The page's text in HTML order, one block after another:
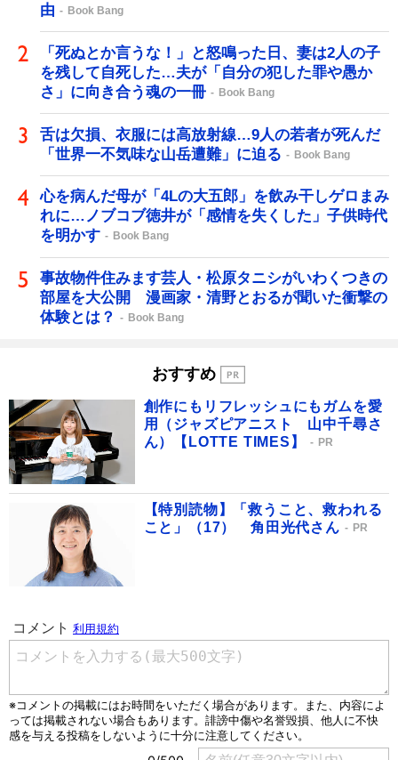
由
Book Bang
「死ぬとか言うな！」と怒鳴った日、妻は2人の子
を残して自死した…夫が「自分の犯した罪や愚か
さ」に向き合う魂の一冊
Book Bang
舌は欠損、衣服には高放射線…9人の若者が死んだ
「世界一不気味な山岳遭難」に迫る
Book Bang
心を病んだ母が「4Lの大五郎」を飲み干しゲロまみ
れに…ノブコブ徳井が「感情を失くした」子供時代
を明かす
Book Bang
事故物件住みます芸人・松原タニシがいわくつきの
部屋を大公開 漫画家・清野とおるが聞いた衝撃の
体験とは？
Book Bang
おすすめ
創作にもリフレッシュにもガムを愛
用（ジャズピアニスト 山中千尋さ
ん）【LOTTE TIMES】
PR
【特別読物】「救うこと、救われる
こと」（17） 角田光代さん
PR